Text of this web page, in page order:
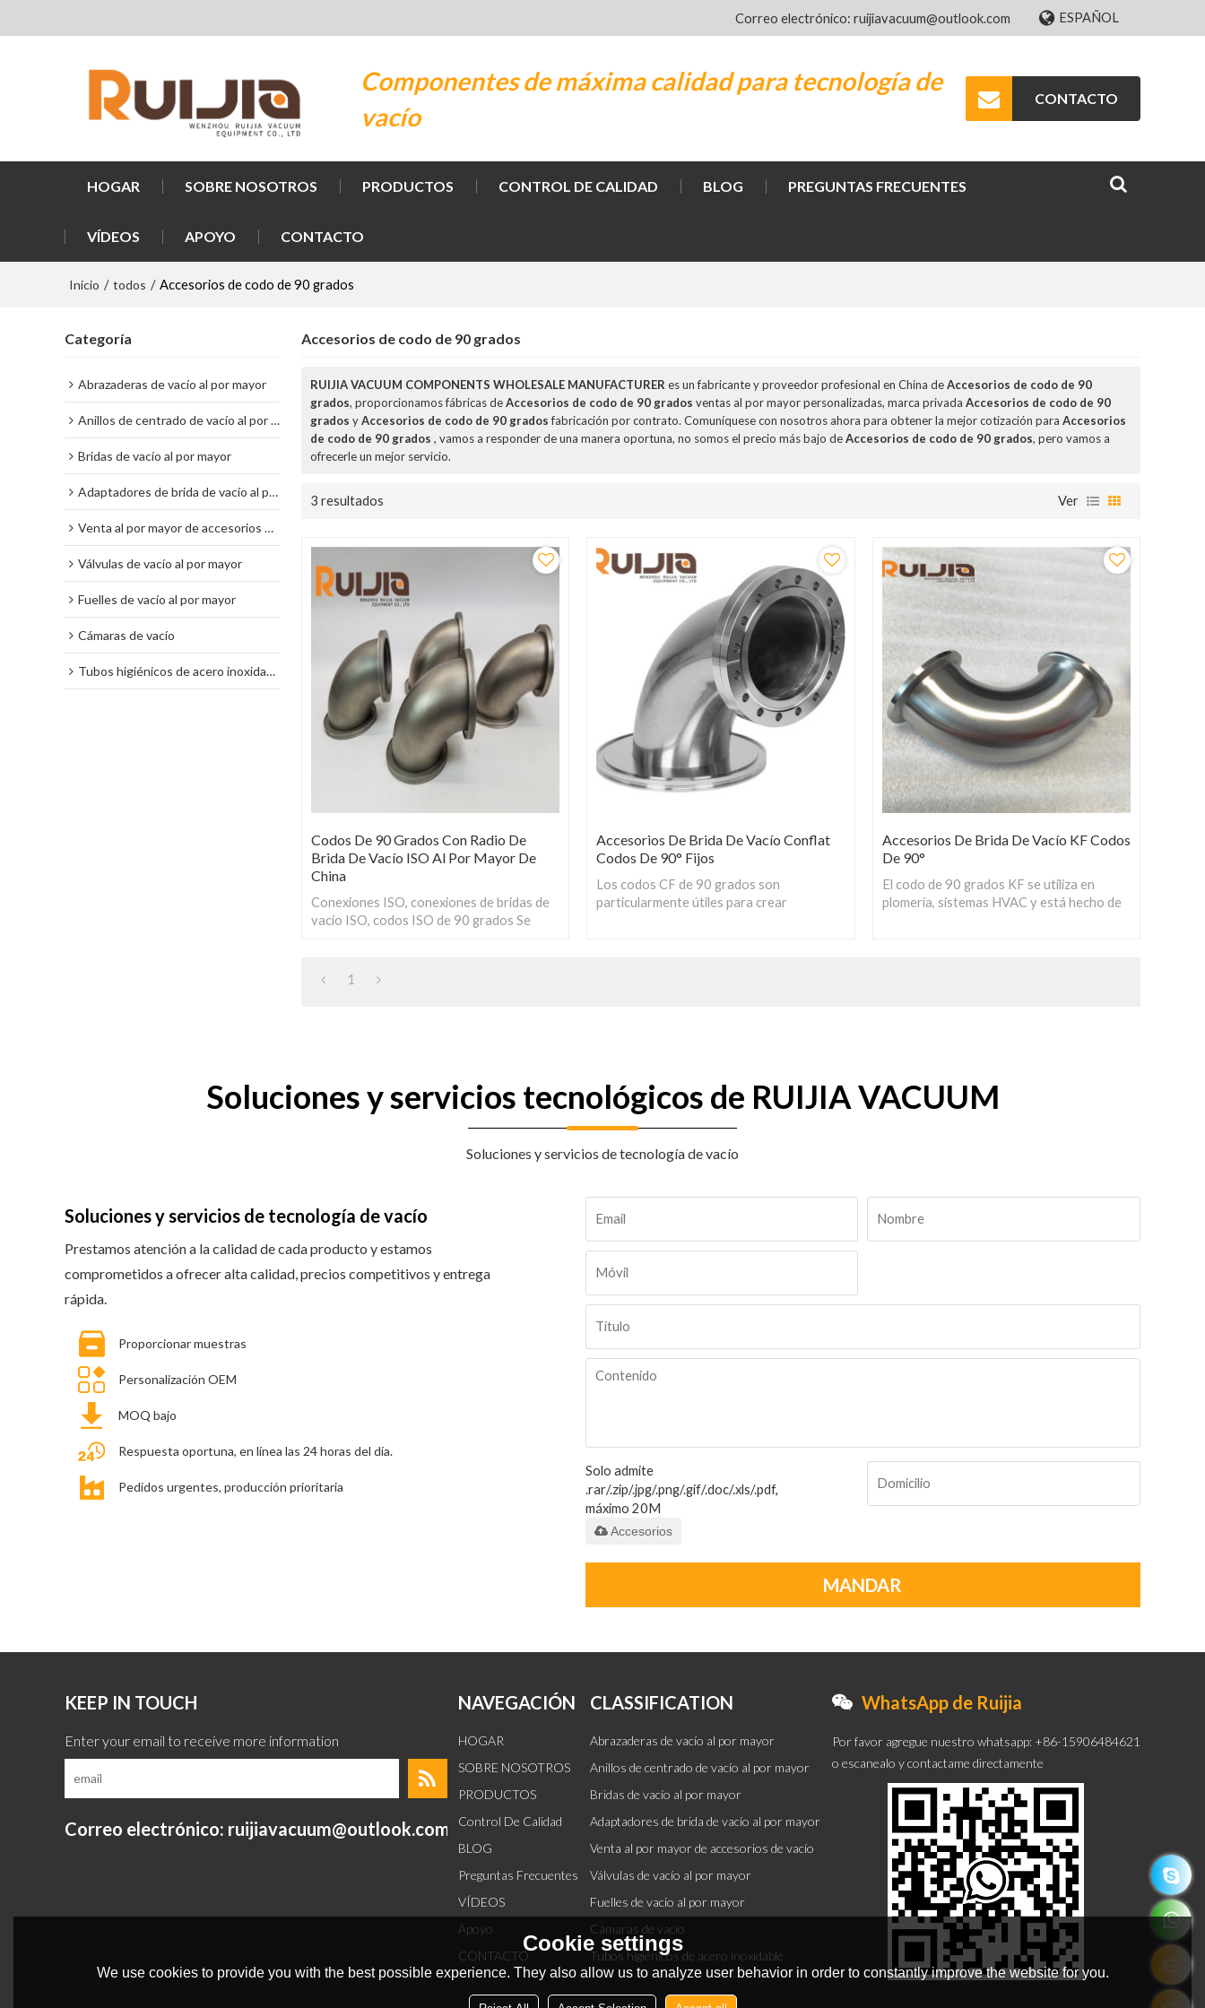
Correo electrónico: ruijiavacuum@outlook.com ESPAÑOL
Componentes de máxima calidad para tecnología de
vacío
CONTACTO
HOGAR SOBRE NOSOTROS PRODUCTOS CONTROL DE CALIDAD BLOG PREGUNTAS FRECUENTES
VÍDEOS APOYO CONTACTO
Inicio / todos / Accesorios de codo de 90 grados
Categoría
Abrazaderas de vacío al por mayor
Anillos de centrado de vacío al por mayor
Bridas de vacío al por mayor
Adaptadores de brida de vacío al por mayor
Venta al por mayor de accesorios de vacío
Válvulas de vacío al por mayor
Fuelles de vacío al por mayor
Cámaras de vacío
Tubos higiénicos de acero inoxidable
Accesorios de codo de 90 grados
RUIJIA VACUUM COMPONENTS WHOLESALE MANUFACTURER es un fabricante y proveedor profesional en China deAccesorios de codo de 90
grados, proporcionamos fábricas deAccesorios de codo de 90 grados ventas al por mayor personalizadas, marca privada Accesorios de codo de 90
grados yAccesorios de codo de 90 gradosfabricación por contrato. Comuníquese con nosotros ahora para obtener la mejor cotización para Accesorios
de codo de 90 grados , vamos a responder de una manera oportuna, no somos el precio más bajo deAccesorios de codo de 90 grados, pero vamos a
ofrecerle un mejor servicio.
3 resultados Ver
Codos De 90 Grados Con Radio De
Brida De Vacío ISO Al Por Mayor De
China
Conexiones ISO, conexiones de bridas de
vacío ISO, codos ISO de 90 grados Se
de brida ISO-ISO.
Accesorios De Brida De Vacío Conflat
Codos De 90° Fijos
Los codos CF de 90 grados son
particularmente útiles para crear
Accesorios De Brida De Vacío KF Codos
De 90°
El codo de 90 grados KF se utiliza en
plomería, sistemas HVAC y está hecho de
1
Soluciones y servicios tecnológicos de RUIJIA VACUUM
Soluciones y servicios de tecnología de vacío
Soluciones y servicios de tecnología de vacío
Prestamos atención a la calidad de cada producto y estamos
comprometidos a ofrecer alta calidad, precios competitivos y entrega
rápida.
Proporcionar muestras
Personalización OEM
MOQ bajo
Respuesta oportuna, en línea las 24 horas del día.
Pedidos urgentes, producción prioritaria
Solo admite
.rar/.zip/.jpg/.png/.gif/.doc/.xls/.pdf,
máximo 20M
Accesorios
MANDAR
KEEP IN TOUCH
Correo electrónico: ruijiavacuum@outlook.com
NAVEGACIÓN
HOGAR
SOBRE NOSOTROS
PRODUCTOS
Control De Calidad
BLOG
Preguntas Frecuentes
VÍDEOS
Apoyo
CONTACTO
CLASSIFICATION
Abrazaderas de vacío al por mayor
Anillos de centrado de vacío al por mayor
Bridas de vacío al por mayor
Adaptadores de brida de vacío al por mayor
Venta al por mayor de accesorios de vacío
Válvulas de vacío al por mayor
Fuelles de vacío al por mayor
Cámaras de vacío
Tubos higiénicos de acero inoxidable
WhatsApp de Ruijia
Por favor agregue nuestro whatsapp: +86-15906484621
o escanealo y contactame directamente
Cookie settings
We use cookies to provide you with the best possible experience. They also allow us to analyze user behavior in order to constantly improve the website for you.